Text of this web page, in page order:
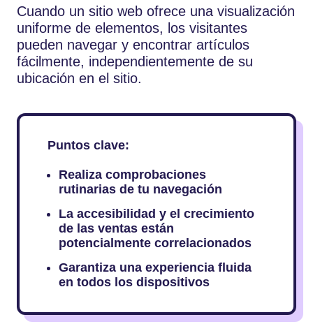
Cuando un sitio web ofrece una visualización
uniforme de elementos, los visitantes
pueden navegar y encontrar artículos
fácilmente, independientemente de su
ubicación en el sitio.
Puntos clave:
Realiza comprobaciones
rutinarias de tu navegación
La accesibilidad y el crecimiento
de las ventas están
potencialmente correlacionados
Garantiza una experiencia fluida
en todos los dispositivos